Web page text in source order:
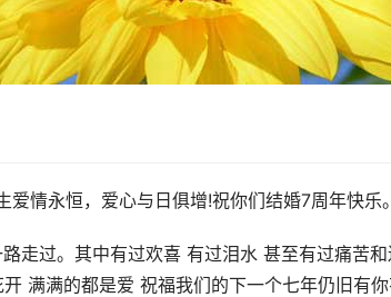
情永恒，爱心与日俱增!祝你们结婚7周年快乐。
走过。其中有过欢喜 有过泪水 甚至有过痛苦
满满的都是爱 祝福我们的下一个七年仍旧有